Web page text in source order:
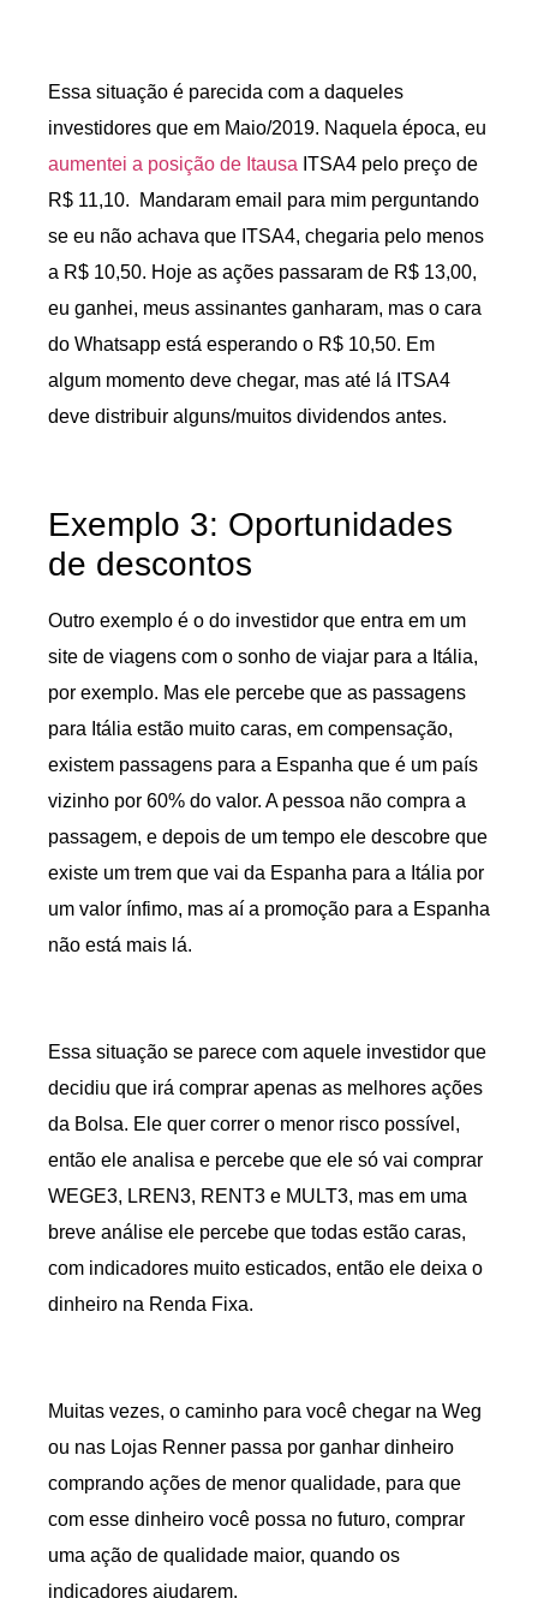
Essa situação é parecida com a daqueles
investidores que em Maio/2019. Naquela época, eu
aumentei a posição de Itausa ITSA4 pelo preço de
R$ 11,10. Mandaram email para mim perguntando
se eu não achava que ITSA4, chegaria pelo menos
a R$ 10,50. Hoje as ações passaram de R$ 13,00,
eu ganhei, meus assinantes ganharam, mas o cara
do Whatsapp está esperando o R$ 10,50. Em
algum momento deve chegar, mas até lá ITSA4
deve distribuir alguns/muitos dividendos antes.
Exemplo 3: Oportunidades
de descontos
Outro exemplo é o do investidor que entra em um
site de viagens com o sonho de viajar para a Itália,
por exemplo. Mas ele percebe que as passagens
para Itália estão muito caras, em compensação,
existem passagens para a Espanha que é um país
vizinho por 60% do valor. A pessoa não compra a
passagem, e depois de um tempo ele descobre que
existe um trem que vai da Espanha para a Itália por
um valor ínfimo, mas aí a promoção para a Espanha
não está mais lá.
Essa situação se parece com aquele investidor que
decidiu que irá comprar apenas as melhores ações
da Bolsa. Ele quer correr o menor risco possível,
então ele analisa e percebe que ele só vai comprar
WEGE3, LREN3, RENT3 e MULT3, mas em uma
breve análise ele percebe que todas estão caras,
com indicadores muito esticados, então ele deixa o
dinheiro na Renda Fixa.
Muitas vezes, o caminho para você chegar na Weg
ou nas Lojas Renner passa por ganhar dinheiro
comprando ações de menor qualidade, para que
com esse dinheiro você possa no futuro, comprar
uma ação de qualidade maior, quando os
indicadores ajudarem.